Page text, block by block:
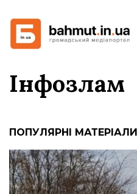
Інфозлам
ПОПУЛЯРНІ МАТЕРІАЛИ